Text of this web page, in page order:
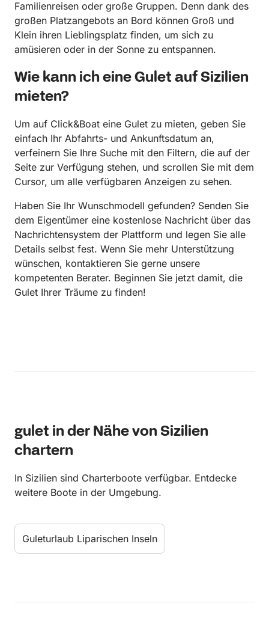
Familienreisen oder große Gruppen. Denn dank des
großen Platzangebots an Bord können Groß und
Klein ihren Lieblingsplatz finden, um sich zu
amüsieren oder in der Sonne zu entspannen.
Wie kann ich eine Gulet auf Sizilien
mieten?
Um auf Click&Boat eine Gulet zu mieten, geben Sie
einfach Ihr Abfahrts- und Ankunftsdatum an,
verfeinern Sie Ihre Suche mit den Filtern, die auf der
Seite zur Verfügung stehen, und scrollen Sie mit dem
Cursor, um alle verfügbaren Anzeigen zu sehen.
Haben Sie Ihr Wunschmodell gefunden? Senden Sie
dem Eigentümer eine kostenlose Nachricht über das
Nachrichtensystem der Plattform und legen Sie alle
Details selbst fest. Wenn Sie mehr Unterstützung
wünschen, kontaktieren Sie gerne unsere
kompetenten Berater. Beginnen Sie jetzt damit, die
Gulet Ihrer Träume zu finden!
gulet in der Nähe von Sizilien
chartern
In Sizilien sind Charterboote verfügbar. Entdecke
weitere Boote in der Umgebung.
Guleturlaub Liparischen Inseln